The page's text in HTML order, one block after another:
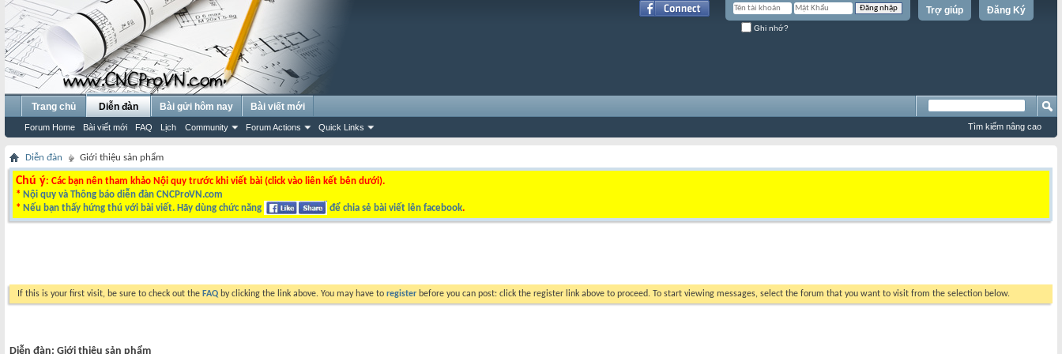
Đăng Ký
Trợ giúp
Ghi nhớ?
Trang chủ Diễn đàn
Forum Home Bài viết mới FAQ Lịch Community Forum Actions Quick Links
Bài gửi hôm nay Bài viết mới
Tìm kiếm nâng cao
Diễn đàn Giới thiệu sản phẩm
Chú ý: Các bạn nên tham khảo Nội quy trước khi viết bài (click vào liên kết bên dưới).
* Nội quy và Thông báo diễn đàn CNCProVN.com
* Nếu bạn thấy hứng thú với bài viết. Hãy dùng chức năng để chia sẻ bài viết lên facebook.
If this is your first visit, be sure to check out the FAQ by clicking the link above. You may have to register before you can post: click the register link above to proceed. To start viewing messages, select the forum that you want to visit from the selection below.
Diễn đàn: Giới thiệu sản phẩm